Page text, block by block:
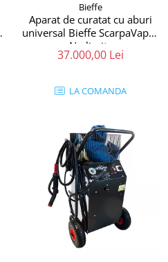
Bieffe
Aparat de curatat cu aburi
universal Bieffe ScarpaVapor
No limits
37.000,00 Lei
LA COMANDA